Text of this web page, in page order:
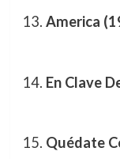
America
En Clave
Quédate